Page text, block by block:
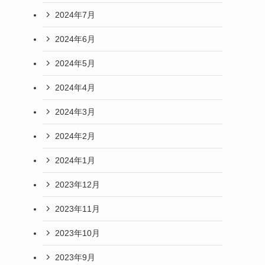
2024年7月
2024年6月
2024年5月
2024年4月
2024年3月
2024年2月
2024年1月
2023年12月
2023年11月
2023年10月
2023年9月